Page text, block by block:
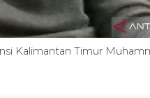
Kalimantan Timur